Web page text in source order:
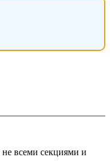
всеми секциями и